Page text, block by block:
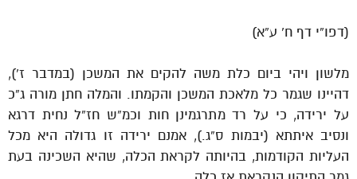
(דפו”י דף ח’ ע”א)
מלשון ויהי ביום כלת משה להקים את המשכן (במדבר ז’),
דהיינו שגמר כל מלאכת המשכן והקמתו. והמלה חתן מורה ג”כ
על ירידה, כי על רד מתרגמינן חות וכמ”ש חז”ל נחית דרגא
ונסיב איתתא (יבמות ס”ג.), אמנם ירידה זו גדולה היא מכל
העליות הקודמות, בהיותה לקראת הכלה, שהיא השכינה בעת